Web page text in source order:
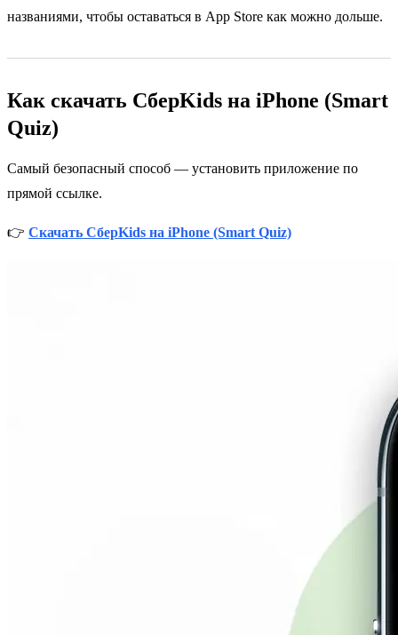
названиями, чтобы оставаться в App Store как можно дольше.
Как скачать СберKids на iPhone (Smart
Quiz)
Самый безопасный способ — установить приложение по
прямой ссылке.
👉 Скачать СберKids на iPhone (Smart Quiz)